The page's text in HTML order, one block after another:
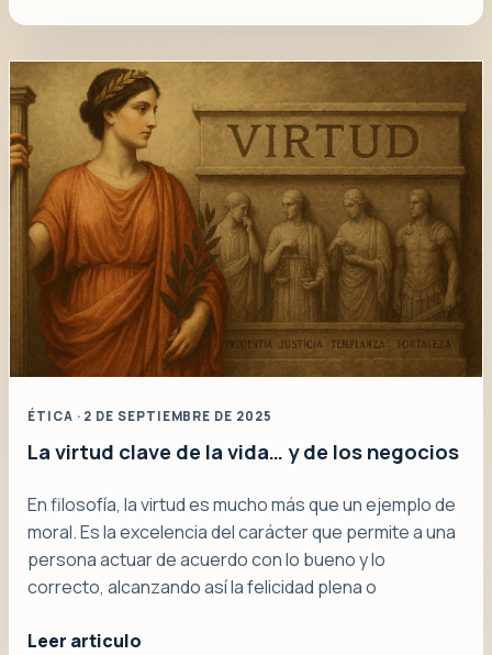
ÉTICA · 2 DE SEPTIEMBRE DE 2025
La virtud clave de la vida… y de los negocios
En filosofía, la virtud es mucho más que un ejemplo de
moral. Es la excelencia del carácter que permite a una
persona actuar de acuerdo con lo bueno y lo
correcto, alcanzando así la felicidad plena o
Leer articulo